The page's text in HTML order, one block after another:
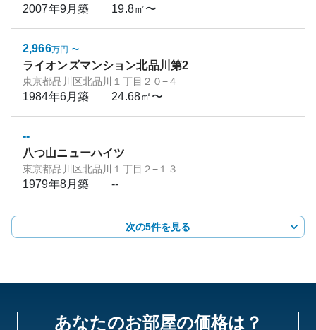
2007年9月築 19.8㎡〜
2,966万円 〜
ライオンズマンション北品川第2
東京都品川区北品川１丁目２０−４
1984年6月築 24.68㎡〜
--
八つ山ニューハイツ
東京都品川区北品川１丁目２−１３
1979年8月築 --
次の5件を見る
あなたのお部屋の価格は？